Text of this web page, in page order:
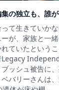
の独立も、誰
って生きていか
が、家族と一
ていたという
Legacy
ッシュ被告に
バリーさんは